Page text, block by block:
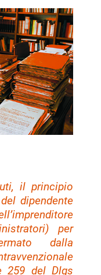
il principio
dipendente
per
dalla
259 del Dlgs